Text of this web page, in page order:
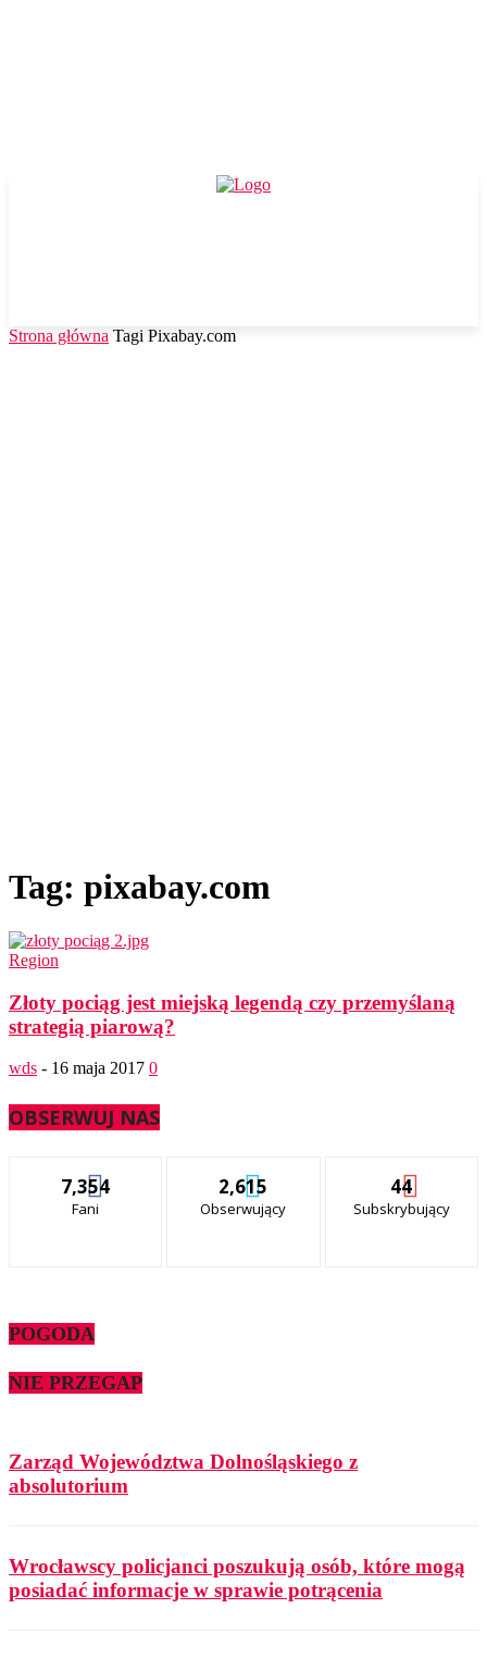
Strona główna Tagi Pixabay.com
Tag: pixabay.com
Region
Złoty pociąg jest miejską legendą czy przemyślaną
strategią piarową?
wds - 16 maja 2017 0
OBSERWUJ NAS
7,354
Fani
2,615
Obserwujący
44
Subskrybujący
POGODA
NIE PRZEGAP
Zarząd Województwa Dolnośląskiego z
absolutorium
Wrocławscy policjanci poszukują osób, które mogą
posiadać informacje w sprawie potrącenia